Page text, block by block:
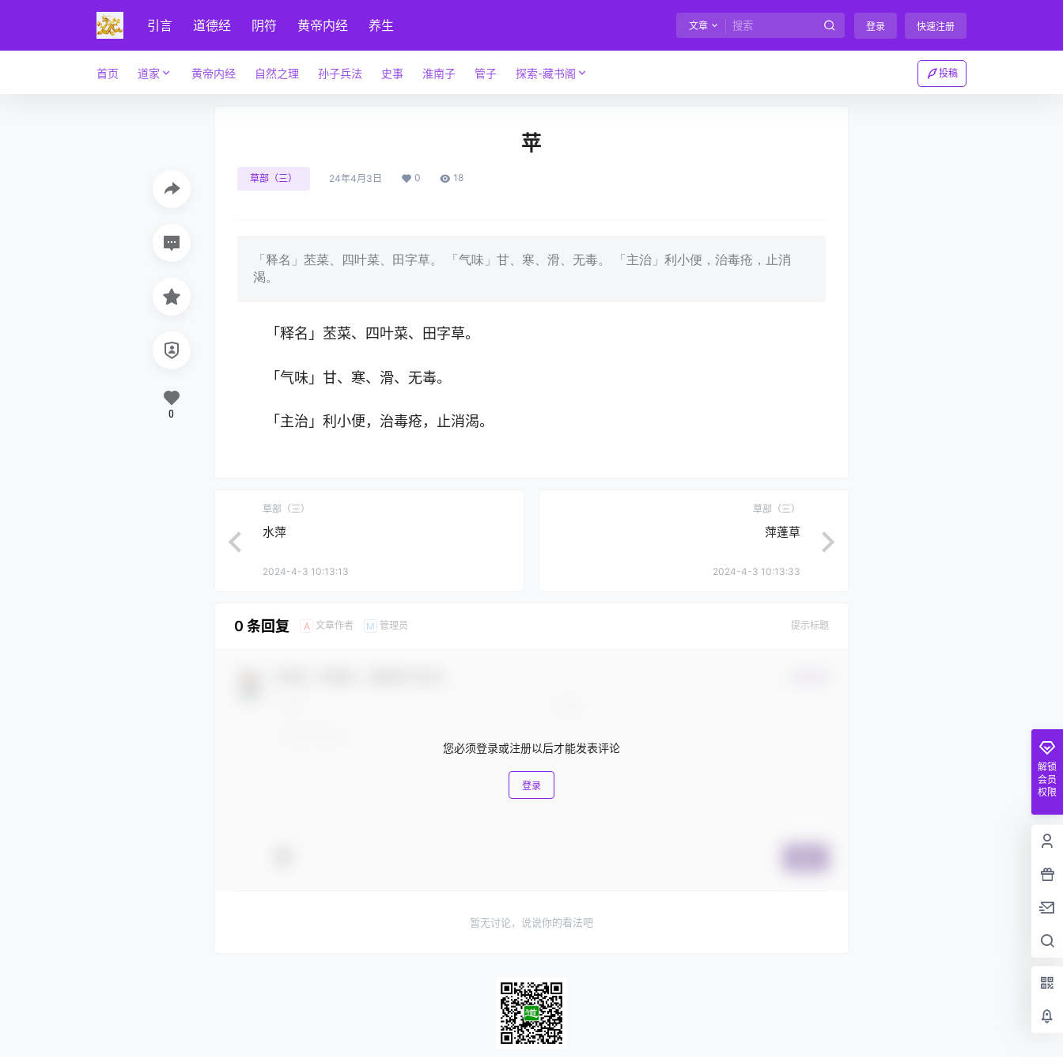
引言 道德经 阴符 黄帝内经 养生 文章 登录 快速注册
首页 道家 黄帝内经 自然之理 孙子兵法 史事 淮南子 管子 探索-藏书阁 投稿
苹
草部（三） 24年4月3日 0 18
「释名」苤菜、四叶菜、田字草。 「气味」甘、寒、滑、无毒。 「主治」利小便，治毒疮，止消
渴。
「释名」苤菜、四叶菜、田字草。
「气味」甘、寒、滑、无毒。
「主治」利小便，治毒疮，止消渴。
0
草部（三）
水萍
2024-4-3 10:13:13
草部（三）
萍蓬草
2024-4-3 10:13:33
0 条回复 A 文章作者 M 管理员 提示标题
您必须登录或注册以后才能发表评论
登录
暂无讨论，说说你的看法吧
解锁
会员
权限